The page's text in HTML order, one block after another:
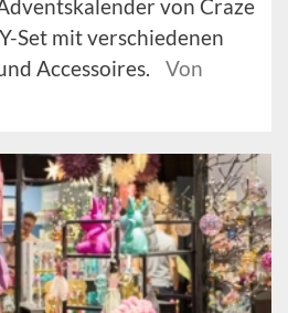
Adventskalender von Craze
Set mit verschiedenen
Accessoires.
Von